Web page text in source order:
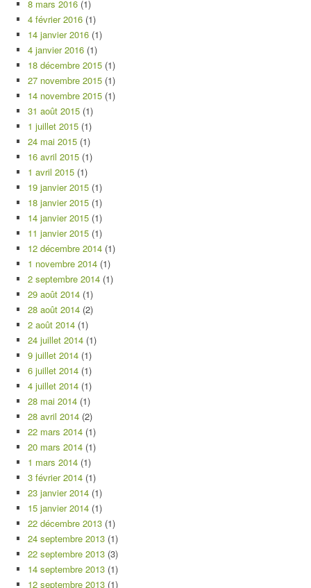
8 mars 2016 (1)
4 février 2016 (1)
14 janvier 2016 (1)
4 janvier 2016 (1)
18 décembre 2015 (1)
27 novembre 2015 (1)
14 novembre 2015 (1)
31 août 2015 (1)
1 juillet 2015 (1)
24 mai 2015 (1)
16 avril 2015 (1)
1 avril 2015 (1)
19 janvier 2015 (1)
18 janvier 2015 (1)
14 janvier 2015 (1)
11 janvier 2015 (1)
12 décembre 2014 (1)
1 novembre 2014 (1)
2 septembre 2014 (1)
29 août 2014 (1)
28 août 2014 (2)
2 août 2014 (1)
24 juillet 2014 (1)
9 juillet 2014 (1)
6 juillet 2014 (1)
4 juillet 2014 (1)
28 mai 2014 (1)
28 avril 2014 (2)
22 mars 2014 (1)
20 mars 2014 (1)
1 mars 2014 (1)
3 février 2014 (1)
23 janvier 2014 (1)
15 janvier 2014 (1)
22 décembre 2013 (1)
24 septembre 2013 (1)
22 septembre 2013 (3)
14 septembre 2013 (1)
12 septembre 2013 (1)